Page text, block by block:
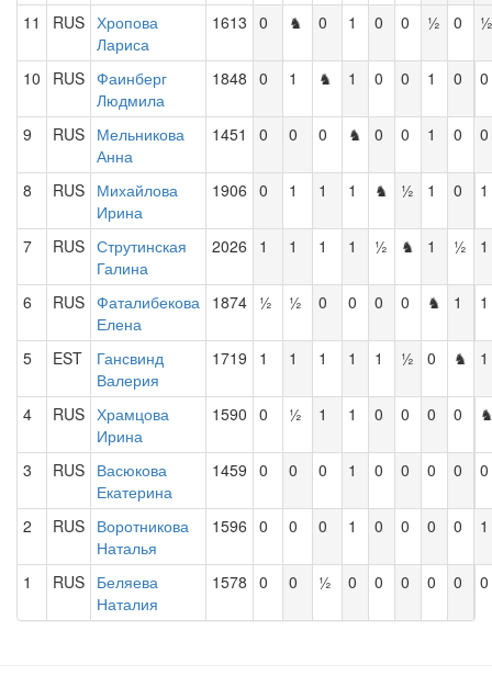
11 RUS Хропова
Лариса
1613 0 ♞ 0 1 0 0 ½ 0 ½
10 RUS Фаинберг
Людмила
1848 0 1 ♞ 1 0 0 1 0 0
9 RUS Мельникова
Анна
1451 0 0 0 ♞ 0 0 1 0 0
8 RUS Михайлова
Ирина
1906 0 1 1 1 ♞ ½ 1 0 1
7 RUS Струтинская
Галина
2026 1 1 1 1 ½ ♞ 1 ½ 1
6 RUS Фаталибекова
Елена
1874 ½ ½ 0 0 0 0 ♞ 1 1
5 EST
Гансвинд
Валерия
1719 1 1 1 1 1 ½ 0 ♞ 1
4 RUS Храмцова
Ирина
1590 0 ½ 1 1 0 0 0 0
3 RUS Васюкова
Екатерина
1459 0 0 0 1 0 0 0 0 0
2 RUS Воротникова
Наталья
1596 0 0 0 1 0 0 0 0 1
1 RUS Беляева
Наталия
1578 0 0 ½ 0 0 0 0 0 0